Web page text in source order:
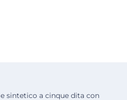
sintetico a cinque dita con